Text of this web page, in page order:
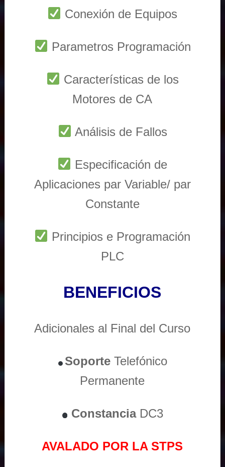
Conexión de Equipos
Parametros Programación
Características de los
Motores de CA
Análisis de Fallos
Especificación de
Aplicaciones par Variable/ par
Constante
Principios e Programación
PLC
BENEFICIOS
Adicionales al Final del Curso
Soporte Telefónico
Permanente
ConstanciaDC3
AVALADO POR LA STPS